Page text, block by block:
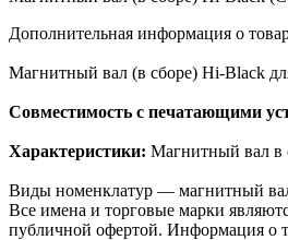
Дополнительная информация о
Магнитный вал (в сборе) Hi-Black
Совместимость с печатающими
Характеристики: Магнитный вал в
Виды номенклатур — магнитный
Все имена и торговые марки
публичной офертой. Информация о